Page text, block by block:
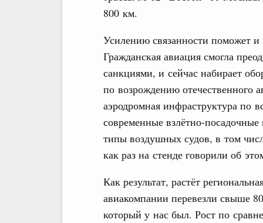
800 км.
Усилению связанности поможет
Гражданская авиация смогла
санкциями, и сейчас набирает
по возрождению отечественного
аэродромная инфраструктура по
современные взлётно-
типы воздушных судов, в том
как раз на стенде говорили об
Как результат, растёт
авиакомпании перевезли свыше
который у нас был. Рост по